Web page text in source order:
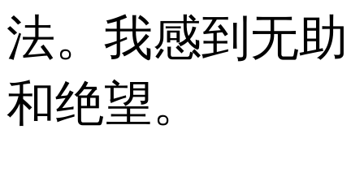
法。我感到无助
和绝望。